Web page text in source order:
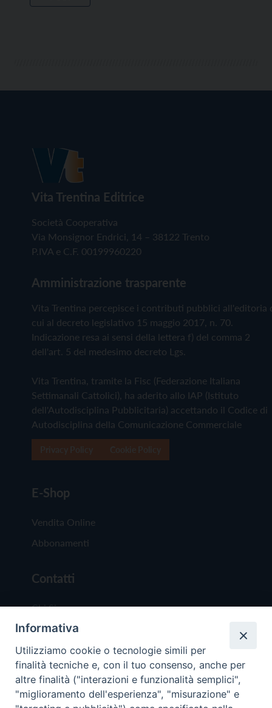
Vita Trentina Editrice
Società Cooperativa
Via Monsignor Endrici, 14 – 38122 Trento
P.IVA e C.F. 00199960220
Amministrazione trasparente
Vita Trentina percepisce i contributi pubblici all'editoria
cui al decreto legislativo 15 maggio 2017, n. 70.
Indicazione resa ai sensi della lettera f) del comma 2
dell'art. 5 del medesimo decreto Lgs.
Vita Trentina, tramite la Fisc (Federazione Italiana
Settimanali Cattolici), ha aderito allo IAP (Istituto
dell'Autodisciplina Pubblicitaria) accettando il Codice di
Autodisciplina della Comunicazione Commerciale
E-Shop
Vendita Online
Abbonamenti
Contatti
Chi Siamo
Redazione
Scrivici
Informativa
Utilizziamo cookie o tecnologie simili per
finalità tecniche e, con il tuo consenso, anche per
altre finalità ("interazioni e funzionalità semplici",
"miglioramento dell'esperienza", "misurazione" e